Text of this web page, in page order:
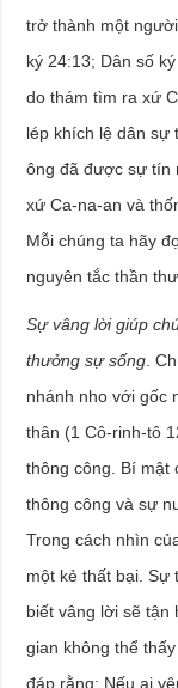
trở thành một
ký 24:13; Dân số
do thám tìm ra xứ
lép khích lệ dân sự
ông đã được sự tín
xứ Ca-na-an và
Mỗi chúng ta hãy
nguyên tắc thần
Sự vâng lời giúp
thưởng sự sống .
nhánh nho với gốc
thân (1 Cô-rinh-tô
thông công. Bí mật
thông công và sự
Trong cách nhìn
một kẻ thất bại. Sự
biết vâng lời sẽ
gian không thể
đáp rằng: Nếu ai